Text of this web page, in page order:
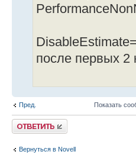
после первых 2
Пред. Показать
Ответить
Вернуться в Novell